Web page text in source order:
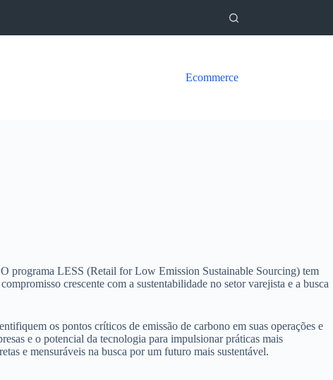
Ecommerce
O programa LESS (Retail for Low Emission Sustainable Sourcing) tem
crescente com a sustentabilidade no setor varejista e a busca
os pontos críticos de emissão de carbono em suas operações e
e o potencial da tecnologia para impulsionar práticas mais
e mensuráveis na busca por um futuro mais sustentável.